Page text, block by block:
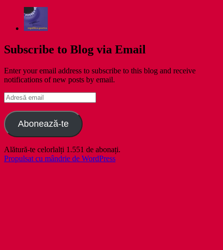
Subscribe to Blog via Email
Enter your email address to subscribe to this blog and receive
notifications of new posts by email.
Adresă
email
Abonează-te
Alătură-te celorlalți 1.551 de abonați.
Propulsat cu mândrie de WordPress